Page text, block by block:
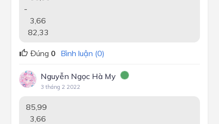
-
3,66
82,33
Đúng 0 Bình luận (0)
Nguyễn Ngọc Hà My
3 tháng 2 2022
85,99
3,66